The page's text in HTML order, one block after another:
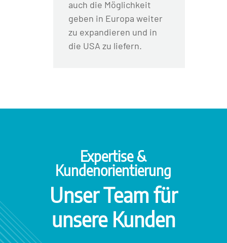
auch die Möglichkeit
geben in Europa weiter
zu expandieren und in
die USA zu liefern.
Expertise &
Kundenorientierung
Unser Team für
unsere Kunden